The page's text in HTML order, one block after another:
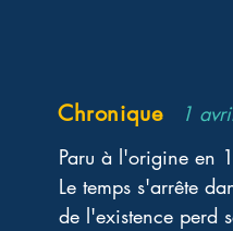
Chronique
1
Paru à l'origine en
Le temps s'arrête
de l'existence perd